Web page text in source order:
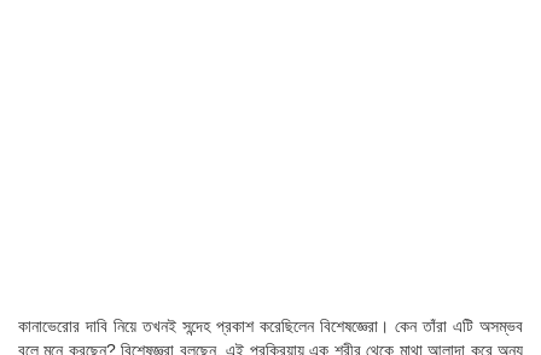
কানাভেরোর দাবি নিয়ে তখনই সন্দেহ প্রকাশ করেছিলেন বিশেষজ্ঞেরা। কেন তাঁরা এটি অসম্ভব
বলে মনে করছেন? বিশেষজ্ঞরা বলছেন, এই প্রক্রিয়ায় এক শরীর থেকে মাথা আলাদা করে অন্য